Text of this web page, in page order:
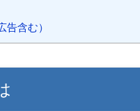
告含む）